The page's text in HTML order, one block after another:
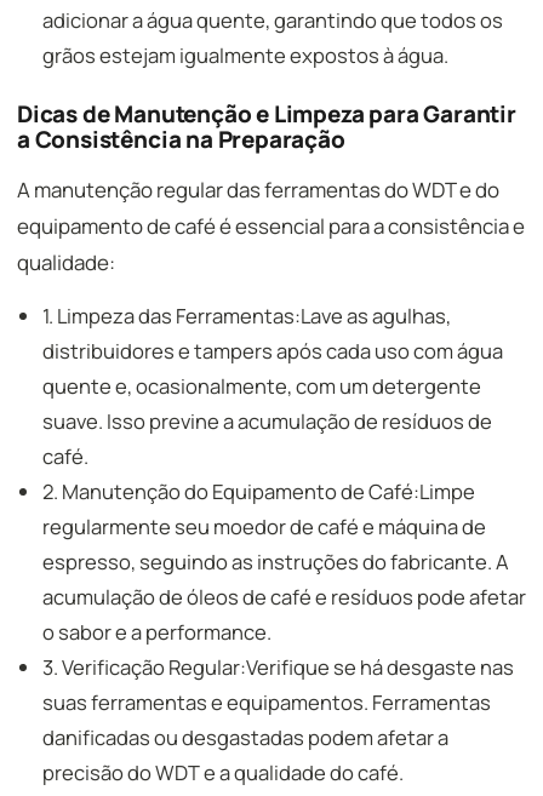
adicionar a água quente, garantindo que todos os
grãos estejam igualmente expostos à água.
Dicas de Manutenção e Limpeza para Garantir
a Consistência na Preparação
A manutenção regular das ferramentas do WDT e do
equipamento de café é essencial para a consistência e
qualidade:
1. Limpeza das Ferramentas:Lave as agulhas,
distribuidores e tampers após cada uso com água
quente e, ocasionalmente, com um detergente
suave. Isso previne a acumulação de resíduos de
café.
2. Manutenção do Equipamento de Café:Limpe
regularmente seu moedor de café e máquina de
espresso, seguindo as instruções do fabricante. A
acumulação de óleos de café e resíduos pode afetar
o sabor e a performance.
3. Verificação Regular:Verifique se há desgaste nas
suas ferramentas e equipamentos. Ferramentas
danificadas ou desgastadas podem afetar a
precisão do WDT e a qualidade do café.